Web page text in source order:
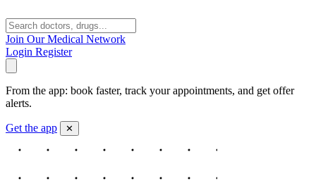
Join Our Medical Network
Login Register
From the app: book faster, track your appointments, and get offer
alerts.
Get the app ✕